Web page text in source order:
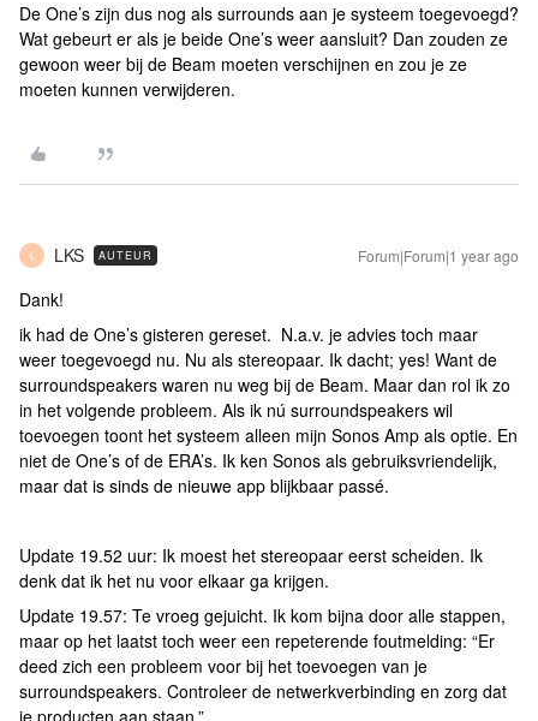
De One’s zijn dus nog als surrounds aan je systeem toegevoegd?
Wat gebeurt er als je beide One’s weer aansluit? Dan zouden ze
gewoon weer bij de Beam moeten verschijnen en zou je ze
moeten kunnen verwijderen.
L LKS AUTEUR Forum|Forum|1 year ago
Dank!
ik had de One’s gisteren gereset. N.a.v. je advies toch maar
weer toegevoegd nu. Nu als stereopaar. Ik dacht; yes! Want de
surroundspeakers waren nu weg bij de Beam. Maar dan rol ik zo
in het volgende probleem. Als ik nú surroundspeakers wil
toevoegen toont het systeem alleen mijn Sonos Amp als optie. En
niet de One’s of de ERA’s. Ik ken Sonos als gebruiksvriendelijk,
maar dat is sinds de nieuwe app blijkbaar passé.
Update 19.52 uur: Ik moest het stereopaar eerst scheiden. Ik
denk dat ik het nu voor elkaar ga krijgen.
Update 19.57: Te vroeg gejuicht. Ik kom bijna door alle stappen,
maar op het laatst toch weer een repeterende foutmelding: “Er
deed zich een probleem voor bij het toevoegen van je
surroundspeakers. Controleer de netwerkverbinding en zorg dat
je producten aan staan.”